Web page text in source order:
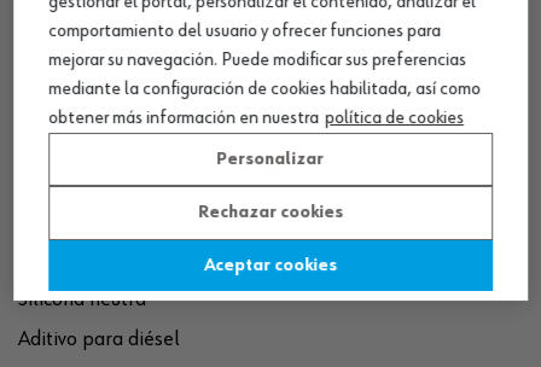
Limpiador de frenos
Eliminador de óxido
Pegamento rápido
Polímero sellador MS
Pistola espuma poliuretano
Silicona neutra
Aditivo para diésel
comportamiento del usuario y ofrecer funciones para
mejorar su navegación. Puede modificar sus preferencias
mediante la configuración de cookies habilitada, así como
obtener más información en nuestra política de cookies
Personalizar
Rechazar cookies
Aceptar cookies